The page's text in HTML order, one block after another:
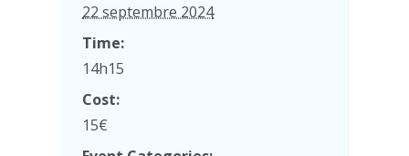
22 septembre 2024
Time:
14h15
Cost:
15€